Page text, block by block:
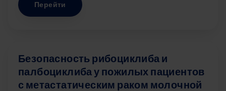
Перейти
Безопасность рибоциклиба и
палбоциклиба у пожилых пациентов
с метастатическим раком молочной